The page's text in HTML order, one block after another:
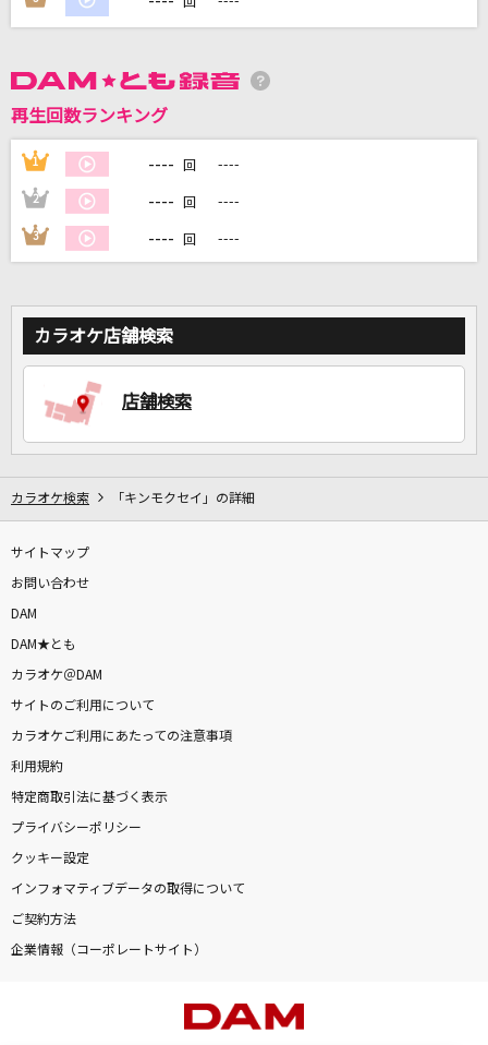
カラオケ最新情報をチェック！
再生回数ランキング
1 ---- 回 ----
2 ---- 回 ----
3 ---- 回 ----
カラオケ店舗検索
店舗検索
カラオケ検索 「キンモクセイ」の詳細
サイトマップ
お問い合わせ
DAM
DAM★とも
カラオケ＠DAM
サイトのご利用について
カラオケご利用にあたっての注意事項
利用規約
特定商取引法に基づく表示
プライバシーポリシー
クッキー設定
インフォマティブデータの取得について
ご契約方法
企業情報（コーポレートサイト）